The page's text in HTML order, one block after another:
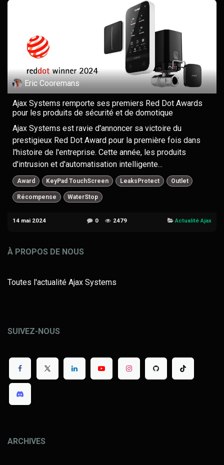
Eric Cooremans
Ajax Systems remporte ses premiers Red Dot Awards
pour les produits de sécurité et de domotique
Ajax Systems est ravie d'annoncer sa victoire du
prestigieux Red Dot Award pour la première fois dans
l'histoire de l'entreprise. Cette année, les produits
d'intrusion et d'automatisation intelligente...
Award KeyPad TouchScreen LeaksProtect Outlet
Récompense WaterStop
14 mai 2024 0 2479 Actualité Ajax
À PROPOS DE NOUS
Toutes l'actualité Ajax Systems
SUIVEZ-NOUS
ARCHIVES